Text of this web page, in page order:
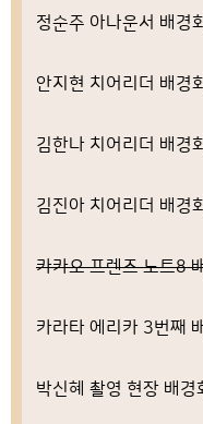
정순주 아나운서 배경
안지현 치어리더 배경
김한나 치어리더 배경
김진아 치어리더 배경
카카오 프렌즈 노트8
카라타 에리카 3번째
박신혜 촬영 현장 배경